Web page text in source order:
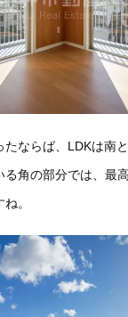
ならば、LDKは南
る角の部分では、最
。